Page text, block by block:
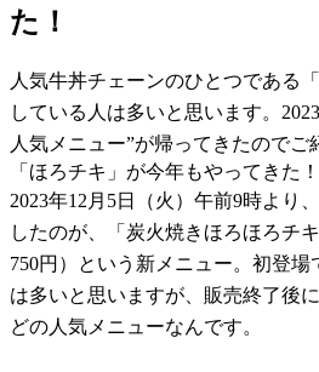
た！
人気牛丼チェーンのひとつである
している人は多いと思います。
人気メニュー”が帰ってきたのでご
「ほろチキ」が今年もやってきた！
2023年12月5日（火）午前9時より
したのが、「炭火焼きほろほろチ
750円）という新メニュー。初登
は多いと思いますが、販売終了後
どの人気メニューなんです。